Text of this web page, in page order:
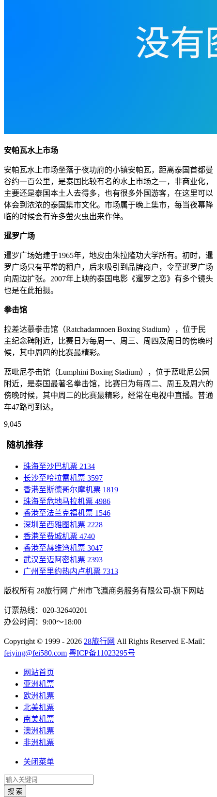
安帕瓦水上市场
安帕瓦水上市场坐落于夜功府的小镇安帕瓦，距离泰国首都曼
谷约一百公里，是泰国比较有名的水上市场之一，非商业化，
主要还是泰国本土人去得多，也有很多外国游客，在这里可以
体会到浓浓的泰国集市文化。市场属于晚上集市，每当夜幕降
临的时候会有许多萤火虫出来作伴。
暹罗广场
暹罗广场始建于1965年，地皮由朱拉隆功大学所有。初时，暹
罗广场只有平常的租户，后来吸引到品牌商户，令至暹罗广场
向周边扩张。2007年上映的泰国电影《暹罗之恋》有多个镜头
也是在此拍摄。
拳击馆
拉差达慕拳击馆（Ratchadamnoen Boxing Stadium），位于民
主纪念碑附近，比赛日为每周一、周三、周四及周日的傍晚时
候，其中周四的比赛最精彩。
蓝吡尼拳击馆（Lumphini Boxing Stadium），位于蓝吡尼公园
附近，是泰国最著名拳击馆，比赛日为每周二、周五及周六的
傍晚时候，其中周二的比赛最精彩，经常在电视中直播。普通
车47路可到达。
9,045
随机推荐
珠海至沙巴机票 2134
长沙至哈拉雷机票 3597
香港至斯德哥尔摩机票 1819
珠海至危地马拉机票 4986
香港至法兰克福机票 1546
深圳至西雅图机票 2228
香港至费城机票 4740
香港至赫维湾机票 3047
武汉至迈阿密机票 2393
广州至里约热内卢机票 7313
版权所有 28旅行网 广州市飞瀛商务服务有限公司-旗下网站
订票热线：020-32640201
办公时间：9:00～18:00
Copyright © 1999 - 2026 28旅行网 All Rights Reserved E-Mail：
feiying@fei580.com 粤ICP备11023295号
网站首页
亚洲机票
欧洲机票
北美机票
南美机票
澳洲机票
非洲机票
关闭菜单
搜 索